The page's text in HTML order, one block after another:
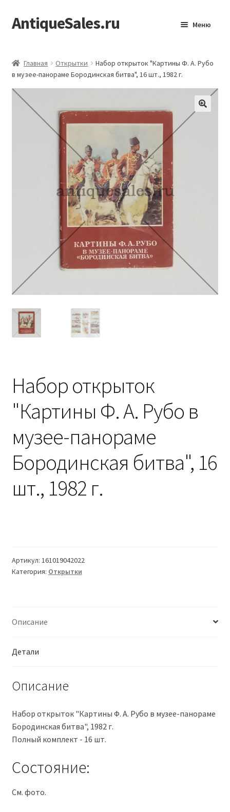
Перейти
к
Перейти
к
AntiqueSales.ru Меню
Главная Открытки
Набор открыток "Картины Ф. А. Рубо
в музее-панораме Бородинская битва", 16 шт., 1982 г.
Набор открыток
"Картины Ф. А. Рубо в
музее-панораме
Бородинская битва", 16
шт., 1982 г.
Артикул: 161019042022
Категория: Открытки
Описание
Детали
Описание
Набор открыток "Картины Ф. А. Рубо в музее-панораме
Бородинская битва", 1982 г.
Полный комплект - 16 шт.
Состояние:
См. фото.